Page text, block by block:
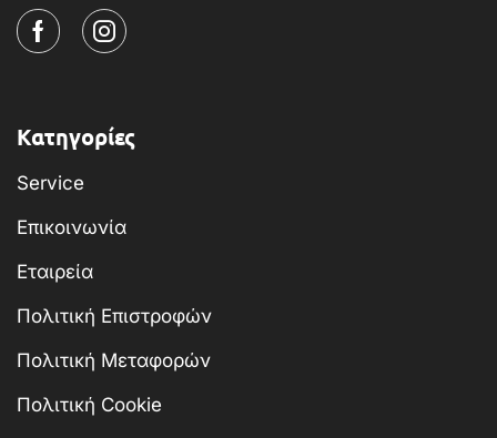
Κατηγορίες
Service
Επικοινωνία
Εταιρεία
Πολιτική Επιστροφών
Πολιτική Μεταφορών
Πολιτική Cookie